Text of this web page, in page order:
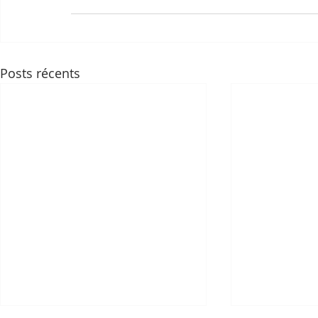
Posts récents